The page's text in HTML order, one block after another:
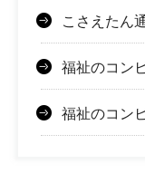
こさえたん
福祉のコン
福祉のコン